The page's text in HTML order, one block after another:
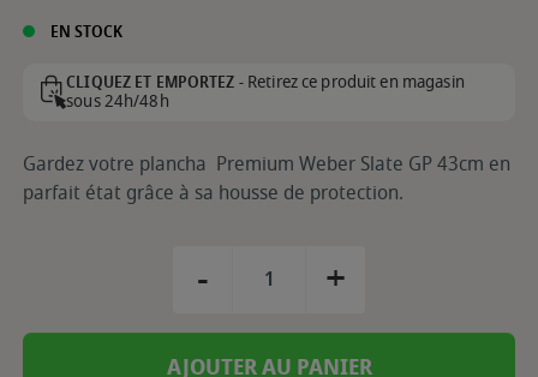
EN STOCK
CLIQUEZ ET EMPORTEZ -Retirez ce produit en magasin
sous 24h/48h
Gardez votre plancha Premium Weber Slate GP 43cm en
parfait état grâce à sa housse de protection.
- +
AJOUTER AU PANIER